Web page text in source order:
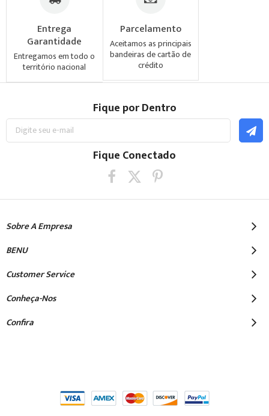
Entrega
Garantidade
Entregamos em todo o
território nacional
Parcelamento
Aceitamos as principais
bandeiras de cartão de
crédito
Fique por Dentro
Inscreva-
na
Fique Conectado
Sobre A Empresa
BENU
Customer Service
Conheça-Nos
Confira